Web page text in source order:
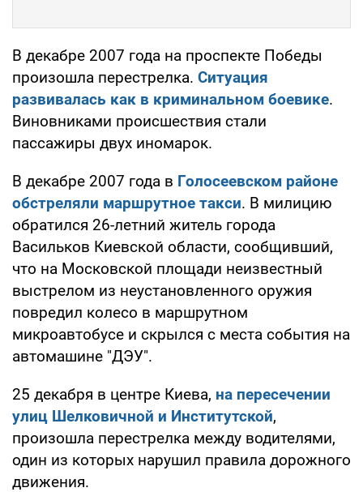
В декабре 2007 года на проспекте Победы
произошла перестрелка. Ситуация
развивалась как в криминальном боевике.
Виновниками происшествия стали
пассажиры двух иномарок.
В декабре 2007 года в Голосеевском районе
обстреляли маршрутное такси. В милицию
обратился 26-летний житель города
Васильков Киевской области, сообщивший,
что на Московской площади неизвестный
выстрелом из неустановленного оружия
повредил колесо в маршрутном
микроавтобусе и скрылся с места события на
автомашине "ДЭУ".
25 декабря в центре Киева, на пересечении
улиц Шелковичной и Институтской,
произошла перестрелка между водителями,
один из которых нарушил правила дорожного
движения.